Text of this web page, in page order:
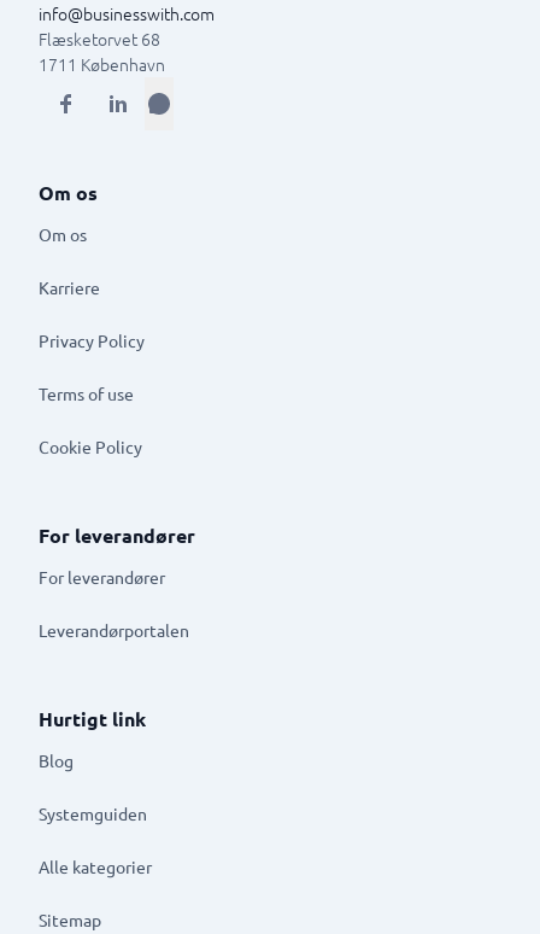
info@businesswith.com
Flæsketorvet 68
1711 København
Om os
Om os
Karriere
Privacy Policy
Terms of use
Cookie Policy
For leverandører
For leverandører
Leverandørportalen
Hurtigt link
Blog
Systemguiden
Alle kategorier
Sitemap